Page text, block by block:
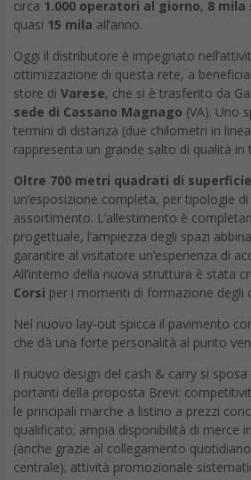
termini di distanza (due chilometri in
rappresenta un grande salto di qualità in
Oltre 700 metri quadrati di superficie
un’esposizione completa, per tipologie
assortimento. L’allestimento è
progettuale, l’ampiezza degli spazi
garantire al visitatore un’esperienza di
All’interno della nuova struttura è stata
Corsi per i momenti di formazione degli
Nel nuovo lay-out spicca il pavimento
che dà una forte personalità al punto
Il nuovo design del cash & carry si sposa
portanti della proposta Brevi:
le principali marche a listino a prezzi
(anche grazie al collegamento
centrale); attività promozionale
formazione per i rivenditori.
Insomma, un cash & carry che era già
Brevi e che adesso ha tutte le carte in
ancora di più, anche ampliando il proprio
Nella nuova collocazione geografica